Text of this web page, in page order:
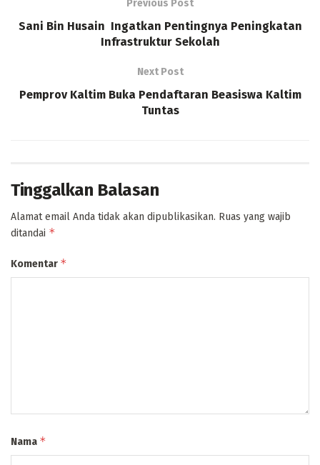
Previous Post
Sani Bin Husain Ingatkan Pentingnya Peningkatan
Infrastruktur Sekolah
Next Post
Pemprov Kaltim Buka Pendaftaran Beasiswa Kaltim
Tuntas
Tinggalkan Balasan
Alamat email Anda tidak akan dipublikasikan. Ruas yang wajib
ditandai *
Komentar *
Nama *